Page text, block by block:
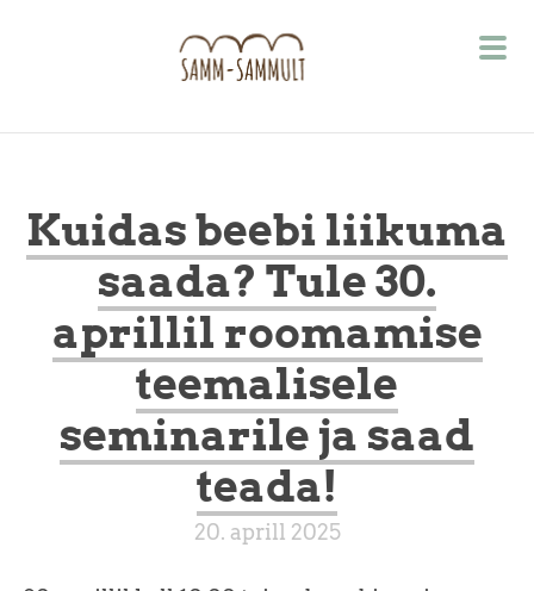
Kuidas beebi liikuma
saada? Tule 30.
aprillil roomamise
teemalisele
seminarile ja saad
teada!
20. aprill 2025